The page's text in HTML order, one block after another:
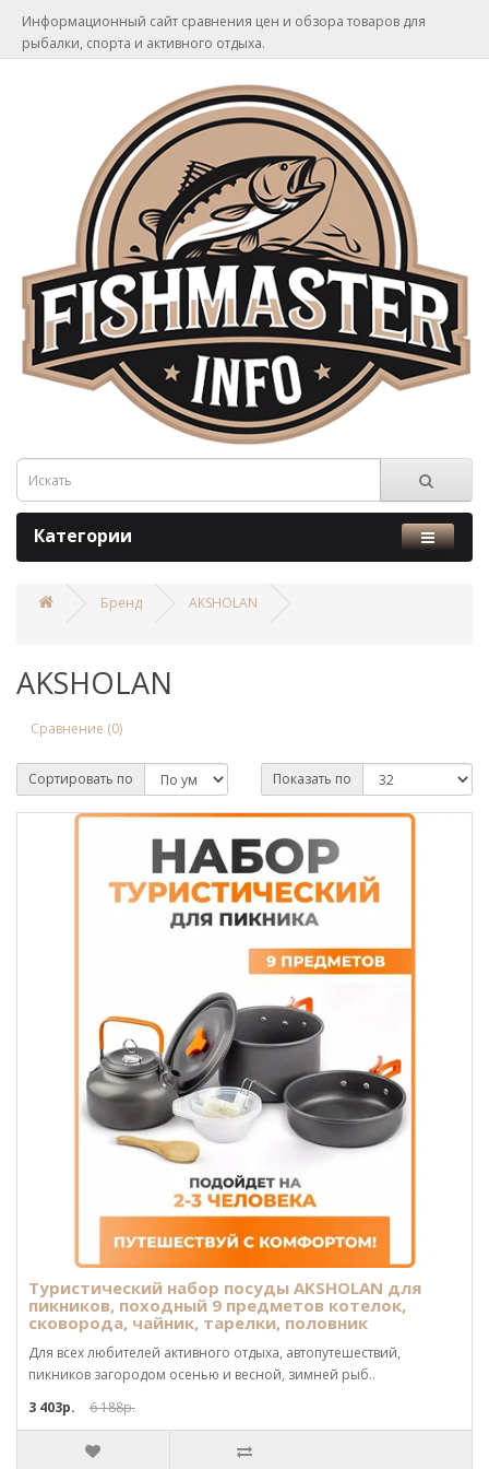
Информационный сайт сравнения цен и обзора товаров для
рыбалки, спорта и активного отдыха.
Категории
Бренд AKSHOLAN
AKSHOLAN
Сравнение (0)
Сортировать по Показать по
Туристический набор посуды AKSHOLAN для
пикников, походный 9 предметов котелок,
сковорода, чайник, тарелки, половник
Для всех любителей активного отдыха, автопутешествий,
пикников загородом осенью и весной, зимней рыб..
3 403р.
6 188р.